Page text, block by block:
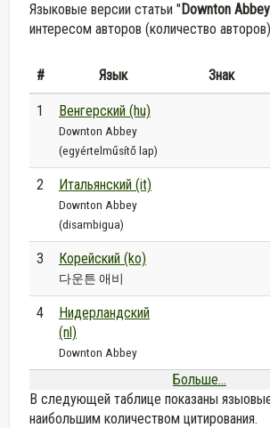
Языковые версии статьи " Downton Abbey
интересом авторов (количество авторов)
# Язык Знак
1 Венгерский (hu)
Downton Abbey
(egyértelműsítő lap)
2 Итальянский (it)
Downton Abbey
(disambigua)
3 Корейский (ko)
다운튼 애비
4
Нидерландский
(nl)
Downton Abbey
Больше...
В следующей таблице показаны
наибольшим количеством цитирования.